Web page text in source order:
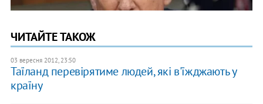
ЧИТАЙТЕ ТАКОЖ
03 вересня 2012, 23:50
Таїланд перевірятиме людей, які в'їжджають у
країну